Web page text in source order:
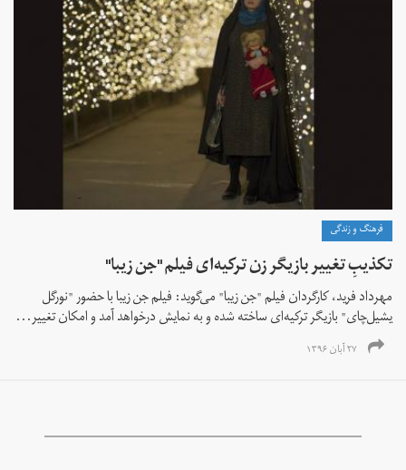
فرهنگ و زندگی
تکذیبِ تغییر بازیگر زن ترکیه‌ای فیلم "جن زیبا"
مهرداد فرید، کارگردان فیلم "جن زیبا" می‌گوید: فیلم جن زیبا با حضور "نورگل
یشیل‌چای" بازیگر ترکیه‌ای ساخته شده و به نمایش درخواهد آمد و امکان تغییر...
۲۷ آبان ۱۳۹۶